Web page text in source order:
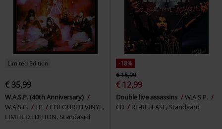
Limited Edition
€ 35,99
W.A.S.P. (40th Anniversary)
W.A.S.P.
LP
COLOURED VINYL,
LIMITED EDITION, Standaard
-18%
€ 15,99
€ 12,99
Double live assassins
W.A.S.P.
CD
RE-RELEASE, Standaard